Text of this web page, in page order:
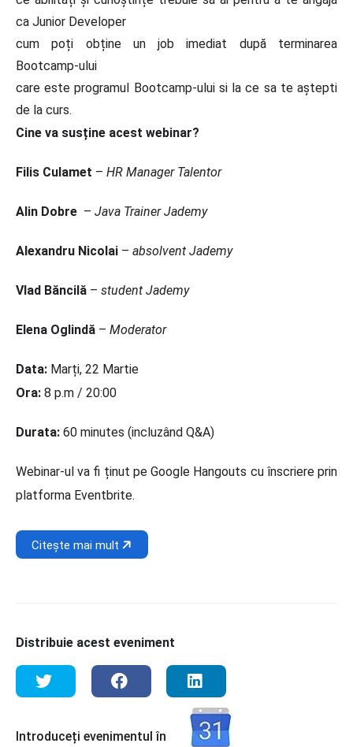
ca Junior Developer
cum poți obține un job imediat după terminarea
Bootcamp-ului
care este programul Bootcamp-ului si la ce sa te aștepti
de la curs.
Cine va susține acest webinar?
Filis Culamet – HR Manager Talentor
Alin Dobre – Java Trainer Jademy
Alexandru Nicolai – absolvent Jademy
Vlad Băncilă – student Jademy
Elena Oglindă – Moderator
Data: Marți, 22 Martie
Ora: 8 p.m / 20:00
Durata: 60 minutes (incluzând Q&A)
Webinar-ul va fi ținut pe Google Hangouts cu înscriere prin
platforma Eventbrite.
Citește mai mult
Distribuie acest eveniment
Introduceți evenimentul în